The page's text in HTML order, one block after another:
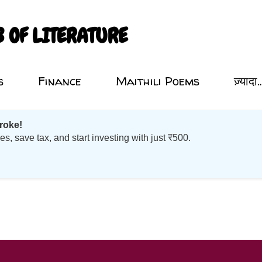
LITERATURE
Finance Maithili Poems
save tax, and start investing with just ₹500.